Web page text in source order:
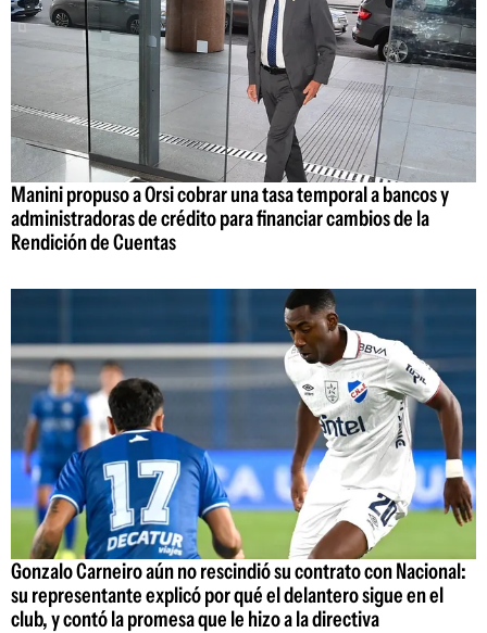
Manini propuso a Orsi cobrar una tasa temporal a bancos y
administradoras de crédito para financiar cambios de la
Rendición de Cuentas
Gonzalo Carneiro aún no rescindió su contrato con Nacional:
su representante explicó por qué el delantero sigue en el
club, y contó la promesa que le hizo a la directiva